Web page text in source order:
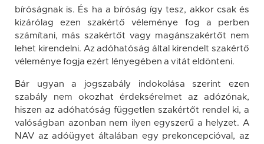
bíróságnak is. És ha a bíróság így tesz, akkor csak és
kizárólag ezen szakértő véleménye fog a perben
számítani, más szakértőt vagy magánszakértőt nem
lehet kirendelni. Az adóhatóság által kirendelt szakértő
véleménye fogja ezért lényegében a vitát eldönteni.
Bár ugyan a jogszabály indokolása szerint ezen
szabály nem okozhat érdeksérelmet az adózónak,
hiszen az adóhatóság független szakértőt rendel ki, a
valóságban azonban nem ilyen egyszerű a helyzet. A
NAV az adóügyet általában egy prekoncepcióval, az